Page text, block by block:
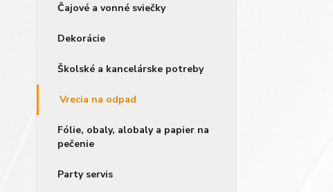
Čajové a vonné sviečky
Dekorácie
Školské a kancelárske potreby
Vrecia na odpad
Fólie, obaly, alobaly a papier na
pečenie
Party servis